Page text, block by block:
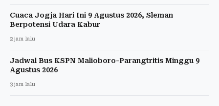
Cuaca Jogja Hari Ini 9 Agustus 2026, Sleman
Berpotensi Udara Kabur
2 jam lalu
Jadwal Bus KSPN Malioboro-Parangtritis Minggu 9
Agustus 2026
3 jam lalu